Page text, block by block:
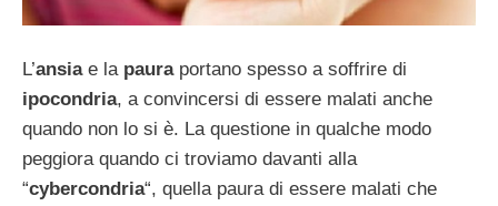
L’ansiae la pauraportano spesso a soffrire di
ipocondria, a convincersi di essere malati anche
quando non lo si è. La questione in qualche modo
peggiora quando ci troviamo davanti alla
“cybercondria“, quella paura di essere malati che